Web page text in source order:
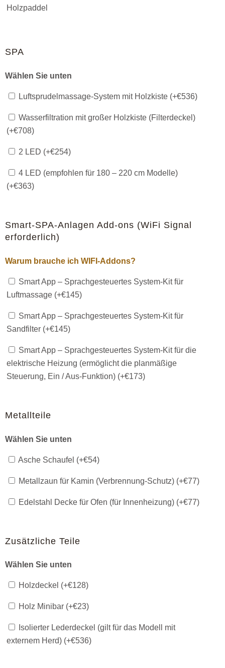
Holzpaddel
SPA
Wählen Sie unten
Luftsprudelmassage-System mit Holzkiste (+€536)
Wasserfiltration mit großer Holzkiste (Filterdeckel)
(+€708)
2 LED (+€254)
4 LED (empfohlen für 180 – 220 cm Modelle)
(+€363)
Smart-SPA-Anlagen Add-ons (WiFi Signal
erforderlich)
Warum brauche ich WIFI-Addons?
Smart App – Sprachgesteuertes System-Kit für
Luftmassage (+€145)
Smart App – Sprachgesteuertes System-Kit für
Sandfilter (+€145)
Smart App – Sprachgesteuertes System-Kit für die
elektrische Heizung (ermöglicht die planmäßige
Steuerung, Ein / Aus-Funktion) (+€173)
Metallteile
Wählen Sie unten
Asche Schaufel (+€54)
Metallzaun für Kamin (Verbrennung-Schutz) (+€77)
Edelstahl Decke für Ofen (für Innenheizung) (+€77)
Zusätzliche Teile
Wählen Sie unten
Holzdeckel (+€128)
Holz Minibar (+€23)
Isolierter Lederdeckel (gilt für das Modell mit
externem Herd) (+€536)